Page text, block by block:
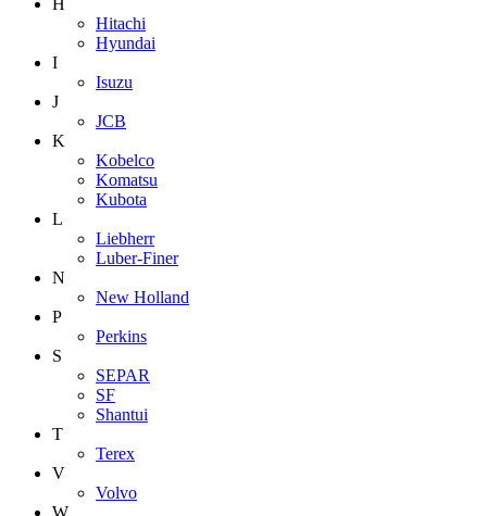
H
Hitachi
Hyundai
I
Isuzu
J
JCB
K
Kobelco
Komatsu
Kubota
L
Liebherr
Luber-Finer
N
New Holland
P
Perkins
S
SEPAR
SF
Shantui
T
Terex
V
Volvo